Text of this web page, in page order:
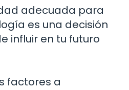
adecuada para
es una decisión
influir en tu futuro
factores a